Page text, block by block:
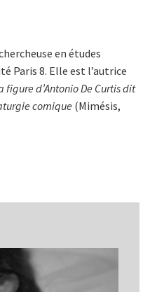
en études
Paris 8. Elle est l’autrice
figure d’Antonio De Curtis dit
comique (Mimésis,